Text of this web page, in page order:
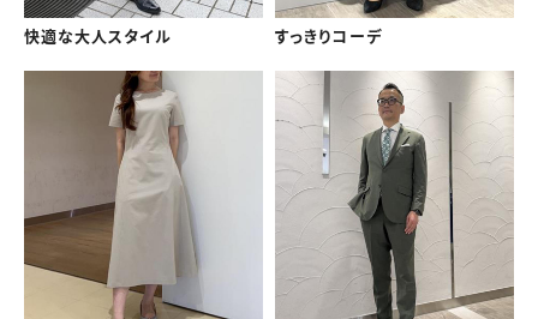
快適な大人スタイル すっきりコーデ